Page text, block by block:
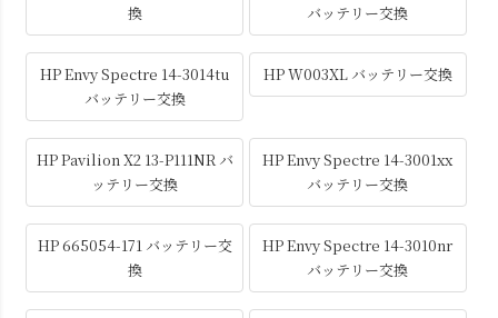
換
バッテリー交換
HP Envy Spectre 14-3014tu
バッテリー交換
HP W003XL バッテリー交換
HP Pavilion X2 13-P111NR バ
ッテリー交換
HP Envy Spectre 14-3001xx
バッテリー交換
HP 665054-171 バッテリー交
換
HP Envy Spectre 14-3010nr
バッテリー交換